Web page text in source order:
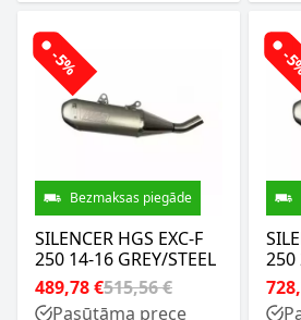
-5%
Bezmaksas piegāde
SILENCER HGS EXC-F
250 14-16 GREY/STEEL
489,78 €515,56 €
Pasūtāma prece
-
250